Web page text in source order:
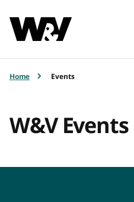
Home Events
W&V Events